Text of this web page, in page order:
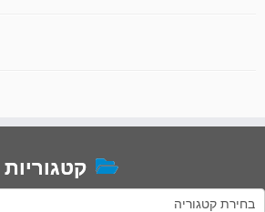
קטגוריות
קטגוריות